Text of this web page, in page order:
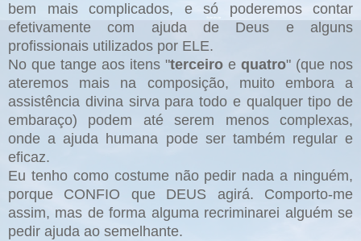
bem mais complicados, e só poderemos contar
efetivamente com ajuda de Deus e alguns
profissionais utilizados por ELE.
No que tange aos itens "terceiro e quatro" (que nos
ateremos mais na composição, muito embora a
assistência divina sirva para todo e qualquer tipo de
embaraço) podem até serem menos complexas,
onde a ajuda humana pode ser também regular e
eficaz.
Eu tenho como costume não pedir nada a ninguém,
porque CONFIO que DEUS agirá. Comporto-me
assim, mas de forma alguma recriminarei alguém se
pedir ajuda ao semelhante.